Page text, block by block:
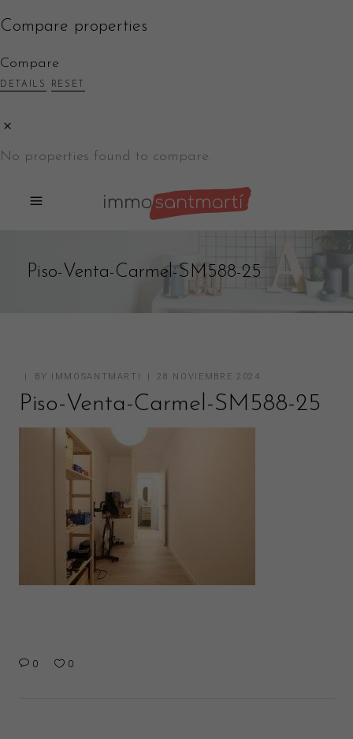
Compare properties
Compare
DETAILS RESET
No properties found to compare.
Piso-Venta-Carmel-SM588-25
BY IMMOSANTMARTI 28 NOVIEMBRE 2024
Piso-Venta-Carmel-SM588-25
0 0